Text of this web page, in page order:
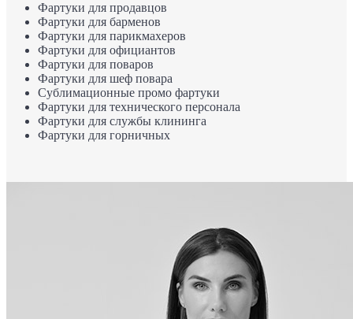
Фартуки для продавцов
Фартуки для барменов
Фартуки для парикмахеров
Фартуки для официантов
Фартуки для поваров
Фартуки для шеф повара
Сублимационные промо фартуки
Фартуки для технического персонала
Фартуки для службы клининга
Фартуки для горничных